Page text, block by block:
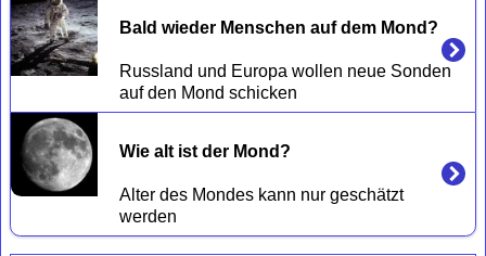
Bald wieder Menschen auf dem Mond?
Russland und Europa wollen neue Sonden
Wie alt ist der Mond?
Alter des Mondes kann nur geschätzt